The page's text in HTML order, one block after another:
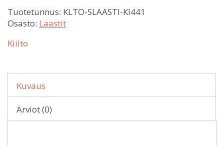
Tuotetunnus: KLTO-SLAASTI-KI441
Osasto: Laastit
Kiilto
Kuvaus
Arviot (0)